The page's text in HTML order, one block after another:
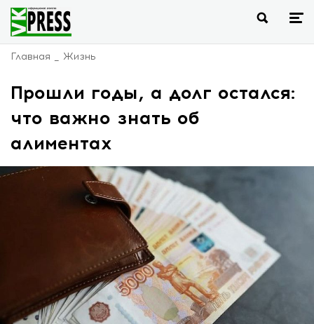
Главная Жизнь
Прошли годы, а долг остался:
что важно знать об
алиментах